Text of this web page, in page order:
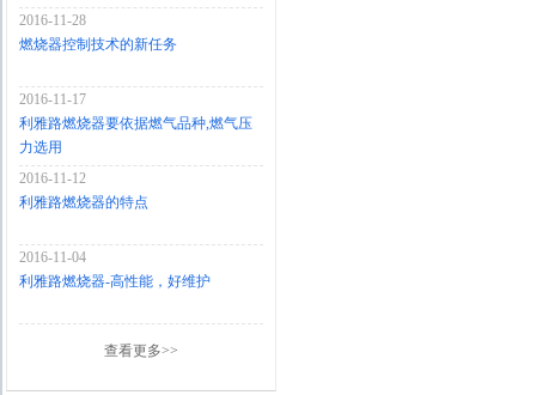
2016-11-28
燃烧器控制技术的新任务
2016-11-17
利雅路燃烧器要依据燃气品种,燃气压
力选用
2016-11-12
利雅路燃烧器的特点
2016-11-04
利雅路燃烧器-高性能，好维护
查看更多>>